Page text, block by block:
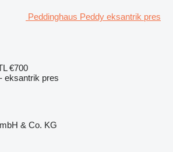
Peddinghaus Peddy eksantrik pres
€700
eksantrik pres
& Co. KG